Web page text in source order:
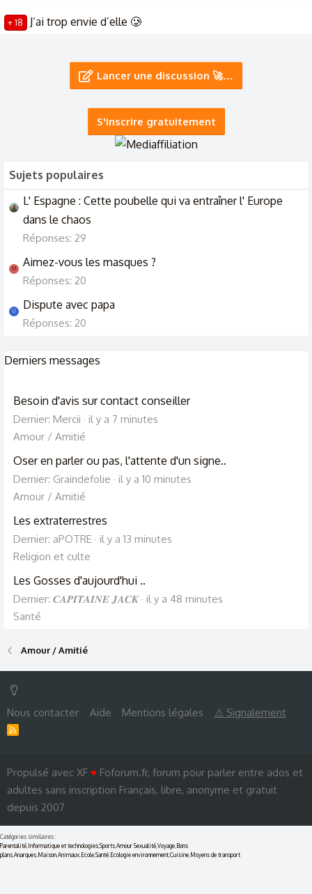
+ 18 J’ai trop envie d’elle 🥲
Trop marre des gens qui jugeLancer une discussion 🚀…
S'inscrire gratuitement
Sujets populaires
L' Espagne : Cette poubelle qui va entraîner l' Europe
dans le chaos
Réponses: 29
M Aimez-vous les masques ?
Réponses: 20
U Dispute avec papa
Réponses: 20
Derniers messages
Besoin d'avis sur contact conseiller
Dernier: Mercii
il y a 7 minutes
Amour / Amitié
Oser en parler ou pas, l'attente d'un signe..
Dernier: Graindefolie
il y a 10 minutes
Amour / Amitié
Les extraterrestres
Dernier: aPOTRE
il y a 13 minutes
Religion et culte
Les Gosses d'aujourd'hui ..
Dernier: 𝑪𝑨𝑷𝑰𝑻𝑨𝑰𝑵𝑬 𝑱𝑨𝑪𝑲 il y a 48 minutes
Santé
Amour / Amitié
Nous contacter Aide Mentions légales ⚠ Signalement
Propulsé avec XF ♥ Foforum.fr, forum pour parler entre ados et
adultes sans inscription Français, libre, anonyme et gratuit
depuis 2007
Catégories similaires :
Parentalité Informatique et technologies Sports Amour Sexualité Voyage Bons
plans Anarques Maison Animaux Ecole Santé Ecologie environnement Cuisine Moyens de transport